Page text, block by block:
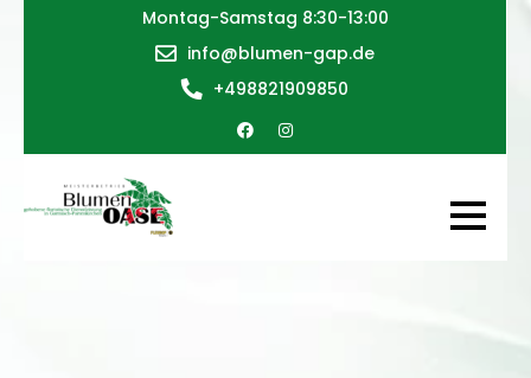
Montag-Samstag 8:30-13:00
info@blumen-gap.de
+498821909850